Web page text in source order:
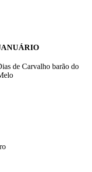
de Carvalho barão do